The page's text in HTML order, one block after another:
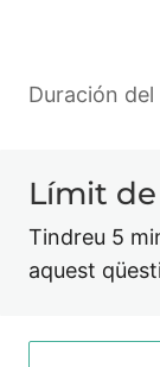
Duración
Límit
Tindreu 5
aquest